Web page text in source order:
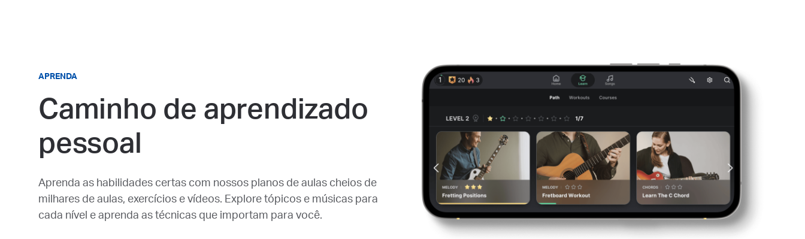
APRENDA
Caminho de aprendizado
pessoal
Aprenda as habilidades certas com nossos planos de aulas cheios de
milhares de aulas, exercícios e vídeos. Explore tópicos e músicas para
cada nível e aprenda as técnicas que importam para você.